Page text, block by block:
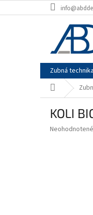
na
Zubná technika
Domov
KOLI
Priemerné
Neohodnotené